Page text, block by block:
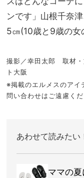
ンです」山根千奈
5㎝(10歳と9歳の女
撮影／幸田太郎 取材
ト大阪
※掲載のエルメスのアイ
問い合わせはご遠慮くだ
あわせて読みたい
ママの